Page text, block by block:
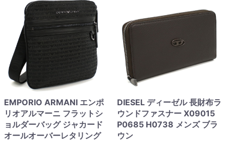
EMPORIO ARMANI エンポ
リオアルマーニ フラットシ
ョルダーバッグ ジャカード
オールオーバーレタリング
DIESEL ディーゼル 長財布ラ
ウンドファスナー X09015
P0685 H0738 メンズ ブラ
ウン